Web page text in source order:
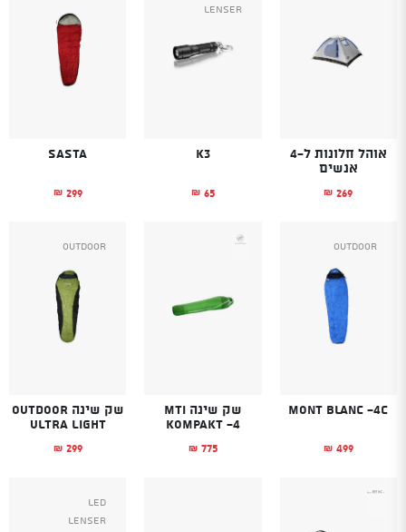
אוהל חלונות ל-4
אנשים
₪ 269
Lenser
K3
₪ 65
Sasta
₪ 299
Outdoor
Mont Blanc -4C
₪ 499
שק שינה MTI
KOMPAKT -4
₪ 775
Outdoor
שק שינה OUTDOOR
ULTRA LIGHT
₪ 299
Led
Lenser